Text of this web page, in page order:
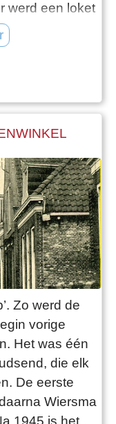
werd een loket
het enorme
van de
werd
Zo werd de
vorige
Het was één
die elk
De eerste
Wiersma